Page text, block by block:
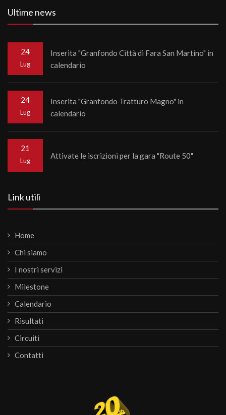
Ultime news
24
Lug
Inserita "Granfondo Città di Fara San Martino" in
calendario
24
Lug
Inserita "Granfondo Tratturo Magno" in
calendario
21
Lug
Attivate le iscrizioni per la gara "Route 50"
Link utili
Home
Chi siamo
I nostri servizi
Milestone
Calendario
Risultati
Circuiti
Contatti